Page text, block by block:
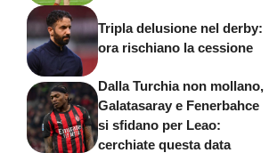
Tripla delusione nel derby:
ora rischiano la cessione
Dalla Turchia non mollano,
Galatasaray e Fenerbahce
si sfidano per Leao:
cerchiate questa data